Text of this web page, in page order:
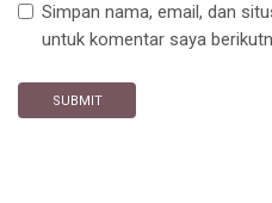
Simpan nama, email, dan
untuk komentar saya